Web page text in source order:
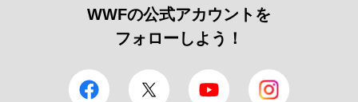
WWFの公式アカウントを
フォローしよう！
facebook Twitter YouTube